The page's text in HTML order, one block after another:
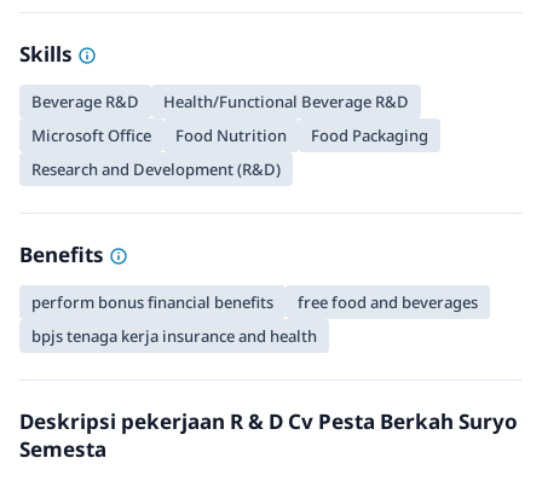
Skills
Beverage R&D
Health/Functional Beverage R&D
Microsoft Office
Food Nutrition
Food Packaging
Research and Development (R&D)
Benefits
perform bonus financial benefits
free food and beverages
bpjs tenaga kerja insurance and health
Deskripsi pekerjaan R & D Cv Pesta Berkah Suryo
Semesta